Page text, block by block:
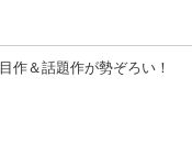
作＆話題作が勢ぞろい！